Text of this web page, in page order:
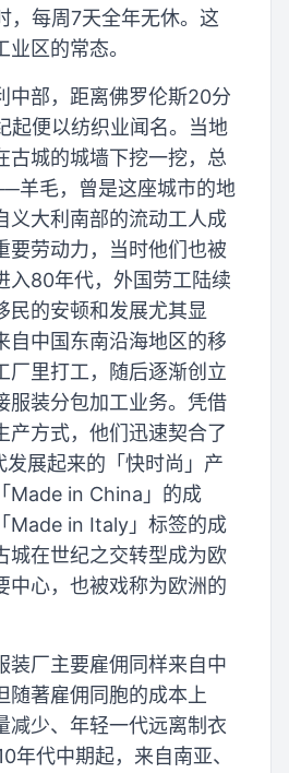
，每周7天全年无休。这
区的常态。
中部，距离佛罗伦斯20分
起便以纺织业闻名。当地
古城的城墙下挖一挖，总
羊毛，曾是这座城市的地
义大利南部的流动工人成
要劳动力，当时他们也被
入80年代，外国劳工陆续
民的安顿和发展尤其显
自中国东南沿海地区的移
厂里打工，随后逐渐创立
服装分包加工业务。凭借
产方式，他们迅速契合了
展起来的「快时尚」产
Made in China」的成
Made in Italy」标签的成
城在世纪之交转型成为欧
中心，也被戏称为欧洲的
装厂主要雇佣同样来自中
随著雇佣同胞的成本上
减少、年轻一代远离制衣
年代中期起，来自南亚、